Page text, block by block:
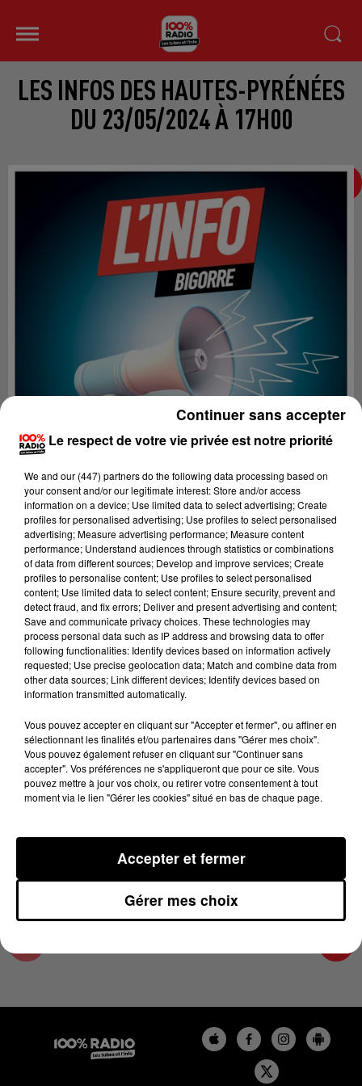
LES INFOS DES HAUTES-PYRÉNÉES
DU 23/05/2024 À 17H00
Lecture (4 min 17 sec)
100%
100% Radio les infos des Hautes-Pyrénées
23 mai 2024 - 4 min 17 sec
LES INFOS DES HAUTES-PYRÉNÉES DU
23/05/2024 À 17H00
Podcasts infos des Hautes-Pyrénées
Le respect de votre vie privée est notre priorité
We and our (447) partnersdo the following data processing based on
your consent and/or our legitimate interest: Store and/or access
information on a device; Use limited data to select advertising; Create
profiles for personalised advertising; Use profiles to select personalised
advertising; Measure advertising performance; Measure content
performance; Understand audiences through statistics or combinations
of data from different sources; Develop and improve services; Create
profiles to personalise content; Use profiles to select personalised
content; Use limited data to select content; Ensure security, prevent and
detect fraud, and fix errors; Deliver and present advertising and content;
Save and communicate privacy choices. These technologies may
process personal data such as IP address and browsing data to offer
following functionalities: Identify devices based on information actively
requested; Use precise geolocation data; Match and combine data from
other data sources; Link different devices; Identify devices based on
information transmitted automatically.
Vous pouvez accepter en cliquant sur "Accepter et fermer", ou affiner en
sélectionnant les finalités et/ou partenaires dans "Gérer mes choix".
Vous pouvez également refuser en cliquant sur "Continuer sans
accepter". Vos préférences ne s'appliqueront que pour ce site. Vous
pouvez mettre à jour vos choix, ou retirer votre consentement à tout
moment via le lien "Gérer les cookies" situé en bas de chaque page.
Gérer mes choix
Accepter et fermer
Continuer sans accepter